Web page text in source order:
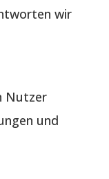
wir
Nutzer
und